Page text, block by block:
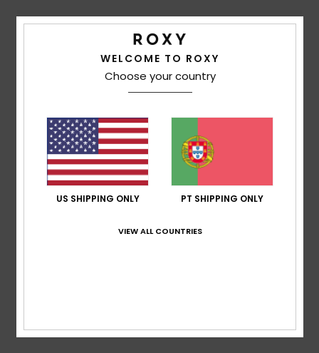
Conforto
5.0
Relação qualidade/preço
Tamanho
Muito pequenoDemasiado grande
Material
WELCOME TO ROXY
Choose your country
US SHIPPING ONLY PT SHIPPING ONLY
VIEW ALL COUNTRIES